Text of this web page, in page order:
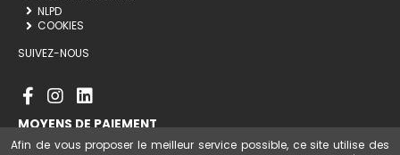
NLPD
COOKIES
SUIVEZ-NOUS
MOYENS DE PAIEMENT
Afin de vous proposer le meilleur service possible, ce site utilise des